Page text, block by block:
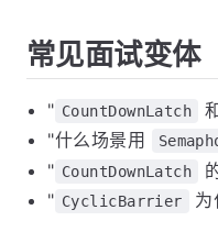
常见面试变体
" CountDownLatch
"什么场景用
" CountDownLatch
" CyclicBarrier 为